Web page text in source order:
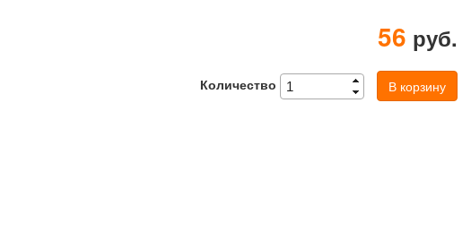
56 руб.
Количество В корзину